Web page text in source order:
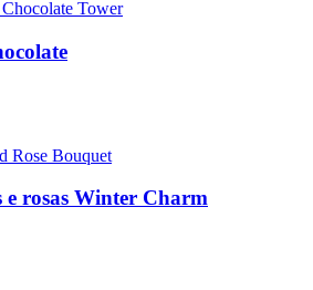
e rosas Winter Charm